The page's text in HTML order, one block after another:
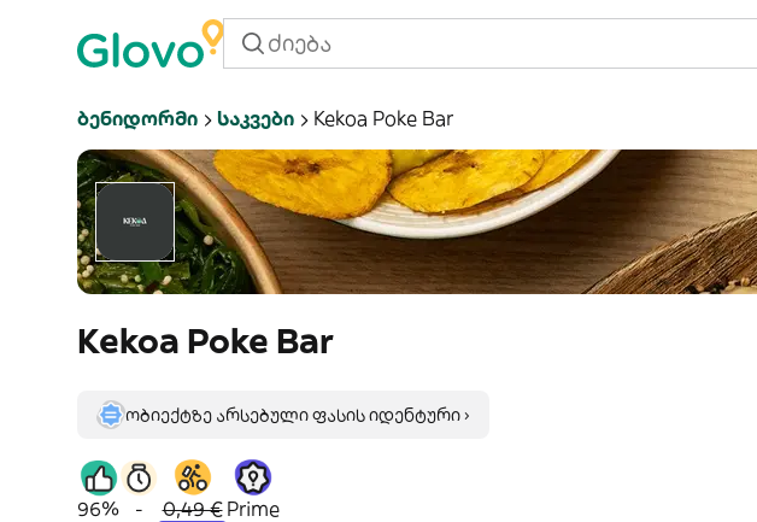
Ბენიდორმი Საკვები Kekoa Poke Bar
Kekoa Poke Bar
ობიექტზე არსებული ფასის იდენტური ›
96% - 0,49 € Prime